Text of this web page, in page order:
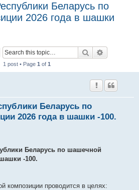
Беларусь по
2026 года в шашки
Search
1 post • Page 1of 1
Беларусь по
2026 года в шашки -100.
Беларусь по шашечной
-100.
композиции проводится в целях: